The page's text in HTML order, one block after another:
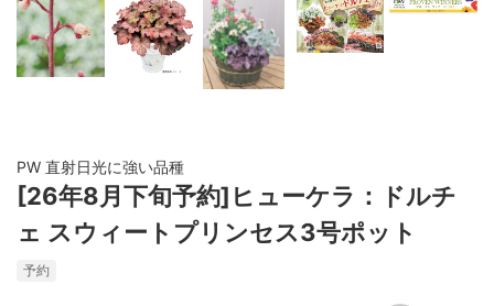
PW 直射日光に強い品種
[26年8月下旬予約]ヒューケラ：ドルチ
ェ スウィートプリンセス3号ポット
予約